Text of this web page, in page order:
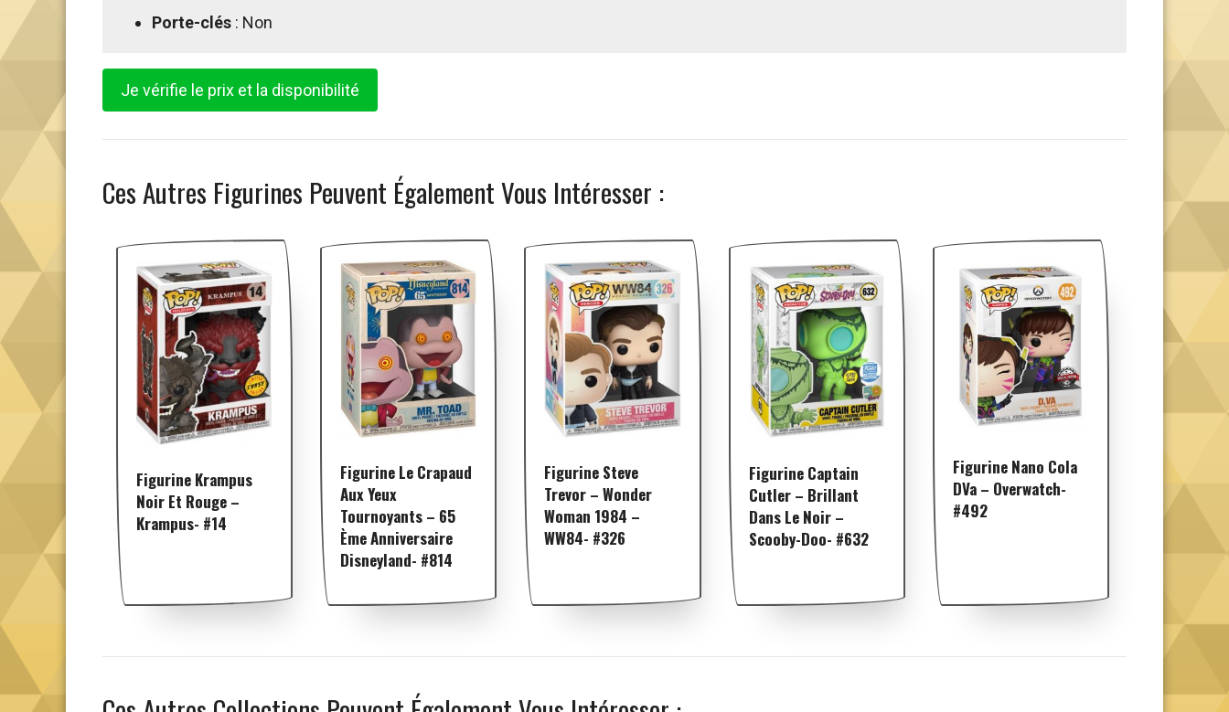
Porte-clés : Non
Je vérifie le prix et la disponibilité
Ces Autres Figurines Peuvent Également Vous Intéresser :
Figurine Krampus
Noir Et Rouge –
Krampus- #14
Figurine Le Crapaud
Aux Yeux
Tournoyants – 65
Ème Anniversaire
Disneyland- #814
Figurine Steve
Trevor – Wonder
Woman 1984 –
WW84- #326
Figurine Captain
Cutler – Brillant
Dans Le Noir –
Scooby-Doo- #632
Figurine Nano Cola
DVa – Overwatch-
#492